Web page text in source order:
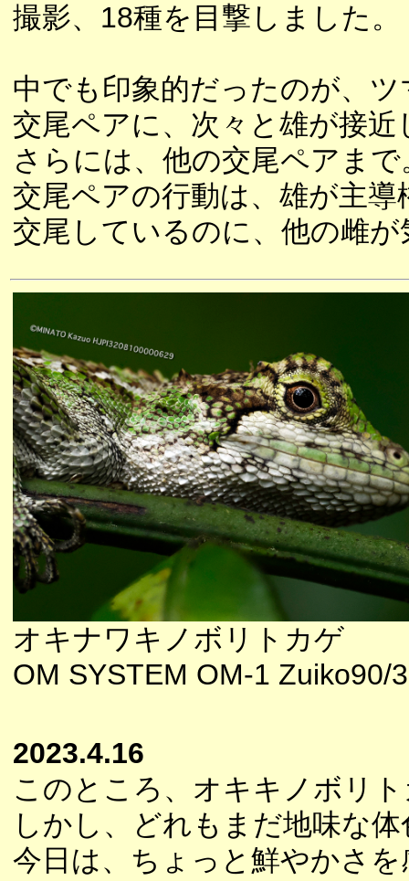
撮影、18種を目撃しました。
中でも印象的だったのが、
交尾ペアに、次々と雄が接
さらには、他の交尾ペアまで
交尾ペアの行動は、雄が主
交尾しているのに、他の雌
オキナワキノボリトカゲ
OM SYSTEM OM-1 Zuiko90/
2023.4.16
このところ、オキキノボリ
しかし、どれもまだ地味な体
今日は、ちょっと鮮やかさ